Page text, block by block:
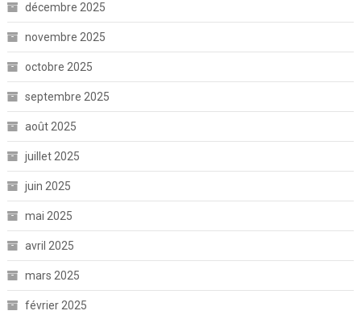
décembre 2025
novembre 2025
octobre 2025
septembre 2025
août 2025
juillet 2025
juin 2025
mai 2025
avril 2025
mars 2025
février 2025